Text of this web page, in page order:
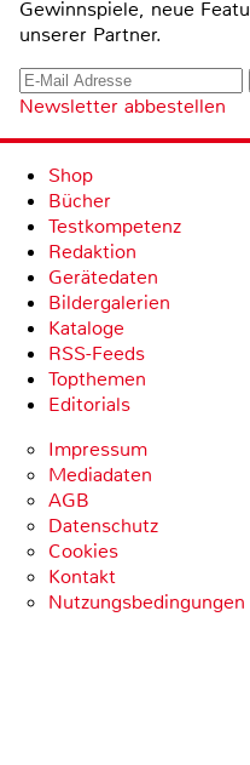
Gewinnspiele, neue
unserer Partner.
Newsletter abbestellen
Shop
Bücher
Testkompetenz
Redaktion
Gerätedaten
Bildergalerien
Kataloge
RSS-Feeds
Topthemen
Editorials
Impressum
Mediadaten
AGB
Datenschutz
Cookies
Kontakt
Nutzungsbedingungen